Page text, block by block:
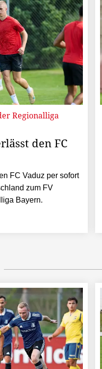
Regionalliga
den FC
FC Vaduz per sofort
zum FV
Bayern.